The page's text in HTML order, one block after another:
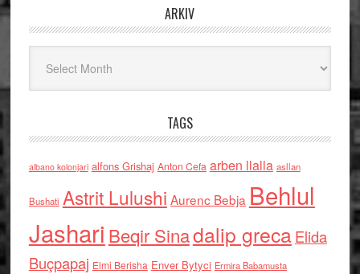
ARKIV
TAGS
albano kolonjari alfons Grishaj Anton Cefa arben llalla asllan
Bushati Astrit Lulushi Aurenc Bebja Behlul
Jashari Beqir Sinadalip grecaElida
Buçpapaj Elmi Berisha Enver Bytyci Ermira Babamusta